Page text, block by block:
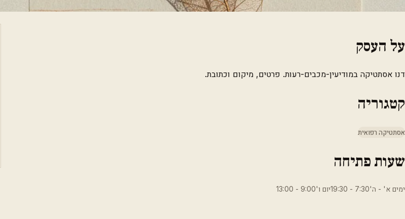
על העסק
דנו אסתטיקה במודיעין-מכבים-רעות. פרטים, מיקום וכתובת.
קטגוריה
אסתטיקה רפואית
שעות פתיחה
ימים א' - ה'7:30 - 19:30יום ו'9:00 - 13:00